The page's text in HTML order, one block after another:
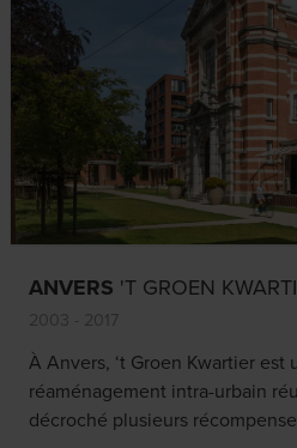
ANVERS 'T GROEN
2003 - 2017
À Anvers, ‘t Groen Kwartier
réaménagement intra-urbain
décroché plusieurs